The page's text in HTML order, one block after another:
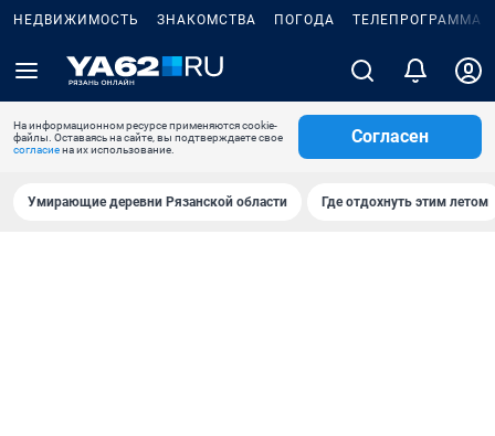
НЕДВИЖИМОСТЬ ЗНАКОМСТВА ПОГОДА ТЕЛЕПРОГРАММА
На информационном ресурсе применяются cookie-
файлы. Оставаясь на сайте, вы подтверждаете свое
согласиена их использование.
Согласен
Умирающие деревни Рязанской области Где отдохнуть этим летом